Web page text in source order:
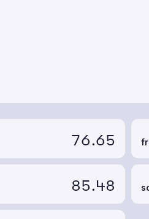
76.65
85.48